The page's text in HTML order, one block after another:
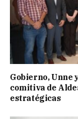
Gobierno, Unne
comitiva de
estratégicas